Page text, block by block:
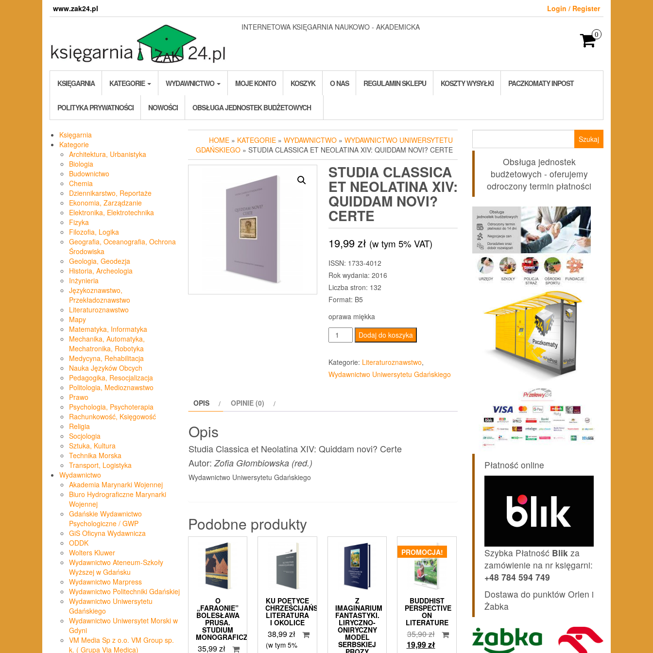
www.zak24.pl
Login / Register
INTERNETOWA KSIĘGARNIA NAUKOWO - AKADEMICKA
0
KSIĘGARNIA KATEGORIE WYDAWNICTWO MOJE KONTO KOSZYK O NAS REGULAMIN SKLEPU KOSZTY WYSYŁKI PACZKOMATY INPOST
POLITYKA PRYWATNOŚCI NOWOŚCI OBSŁUGA JEDNOSTEK BUDŻETOWYCH
Księgarnia
Kategorie
Architektura, Urbanistyka
Biologia
Budownictwo
Chemia
Dziennikarstwo, Reportaże
Ekonomia, Zarządzanie
Elektronika, Elektrotechnika
Fizyka
Filozofia, Logika
Geografia, Oceanografia, Ochrona
Środowiska
Geologia, Geodezja
Historia, Archeologia
Inżynieria
Językoznawstwo,
Przekładoznawstwo
Literaturoznawstwo
Mapy
Matematyka, Informatyka
Mechanika, Automatyka,
Mechatronika, Robotyka
Medycyna, Rehabilitacja
Nauka Języków Obcych
Pedagogika, Resocjalizacja
Politologia, Medioznawstwo
Prawo
Psychologia, Psychoterapia
Rachunkowość, Księgowość
Religia
Socjologia
Sztuka, Kultura
Technika Morska
Transport, Logistyka
Wydawnictwo
Akademia Marynarki Wojennej
Biuro Hydrograficzne Marynarki
Wojennej
Gdańskie Wydawnictwo
Psychologiczne / GWP
GiS Oficyna Wydawnicza
ODDK
Wolters Kluwer
Wydawnictwo Ateneum-Szkoły
Wyższej w Gdańsku
Wydawnictwo Marpress
Wydawnictwo Politechniki Gdańskiej
Wydawnictwo Uniwersytetu
Gdańskiego
Wydawnictwo Uniwersytet Morski w
Gdyni
VM Media Sp z o.o. VM Group sp.
k. ( Grupa Via Medica)
HOME » KATEGORIE » WYDAWNICTWO » WYDAWNICTWO UNIWERSYTETU
GDAŃSKIEGO » STUDIA CLASSICA ET NEOLATINA XIV: QUIDDAM NOVI? CERTE
STUDIA CLASSICA
ET NEOLATINA XIV:
QUIDDAM NOVI?
CERTE
19,99zł (w tym 5% VAT)
ISSN: 1733-4012
Rok wydania: 2016
Liczba stron: 132
Format: B5
oprawa miękka
ilość
Studia
Classica
et
Neolatina
Dodaj do koszyka
Kategorie: Literaturoznawstwo,
Wydawnictwo Uniwersytetu Gdańskiego
OPIS OPINIE (0)
Opis
Studia Classica et Neolatina XIV: Quiddam novi? Certe
Autor: Zofia Głombiowska (red.)
Wydawnictwo Uniwersytetu Gdańskiego
Podobne produkty
O
„FARAONIE”
BOLESŁAWA
PRUSA.
STUDIUM
MONOGRAFICZNE
35,99zł
KU POETYCE
CHRZEŚCIJAŃSKIEJ,
LITERATURA
I OKOLICE
38,99zł
(w tym 5%
Z
IMAGINARIUM
FANTASTYKI.
LIRYCZNO-
ONIRYCZNY
MODEL
SERBSKIEJ
PROMOCJA!
BUDDHIST
PERSPECTIVE
ON
LITERATURE
35,90złPierwotna
cena
19,99złAktualna
Obsługa jednostek
budżetowych - oferujemy
odroczony termin płatności
Płatność online
Szybka Płatność Blik za
zamówienie na nr księgarni:
+48 784 594 749
Dostawa do punktów Orlen i
Żabka